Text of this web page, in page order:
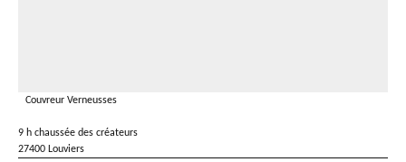
Couvreur Verneusses
9 h chaussée des créateurs
27400 Louviers